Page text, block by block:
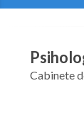
Cabinete